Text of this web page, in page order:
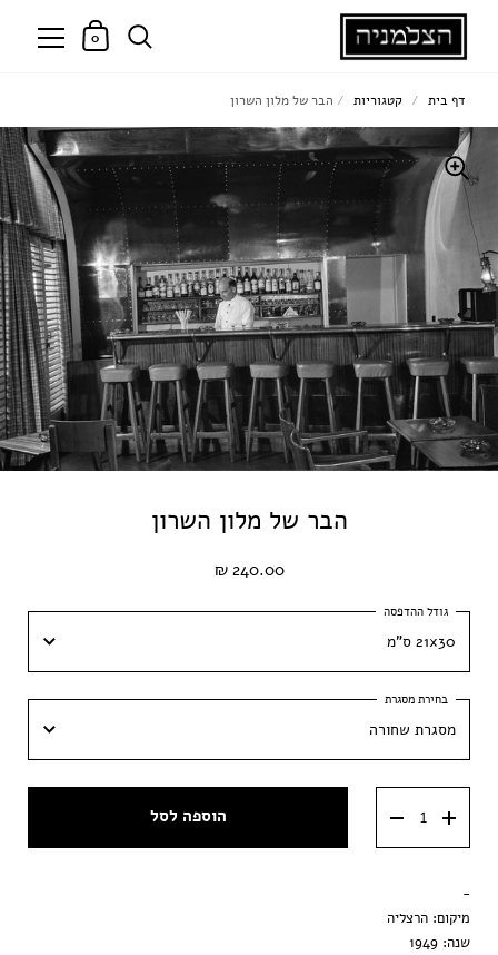
0
הבר של מלון השרון
240.00 ₪
21x30 ס"מ
21x30 ס"מ
30x42 ס״מ
40x60 ס״מ
50x70 ס״מ
מסגרת שחורה
מסגרת ענבר
הדפסה בלבד
הוספה לסל
-
מיקום: הרצליה
שנה: 1949
דף בית / קטגוריות / הבר של מלון השרון